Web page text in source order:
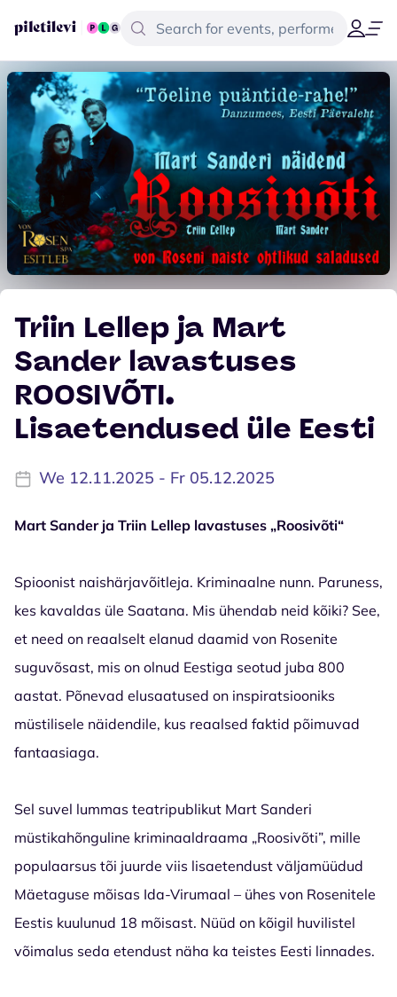
Triin Lellep ja Mart
Sander lavastuses
ROOSIVÕTI.
Lisaetendused üle Eesti
We 12.11.2025 - Fr 05.12.2025
Mart Sander ja Triin Lellep lavastuses „Roosivõti“
Spioonist naishärjavõitleja. Kriminaalne nunn. Paruness,
kes kavaldas üle Saatana. Mis ühendab neid kõiki? See,
et need on reaalselt elanud daamid von Rosenite
suguvõsast, mis on olnud Eestiga seotud juba 800
aastat. Põnevad elusaatused on inspiratsiooniks
müstilisele näidendile, kus reaalsed faktid põimuvad
fantaasiaga.
Sel suvel lummas teatripublikut Mart Sanderi
müstikahõnguline kriminaaldraama „Roosivõti”, mille
populaarsus tõi juurde viis lisaetendust väljamüüdud
Mäetaguse mõisas Ida-Virumaal – ühes von Rosenitele
Eestis kuulunud 18 mõisast. Nüüd on kõigil huvilistel
võimalus seda etendust näha ka teistes Eesti linnades.